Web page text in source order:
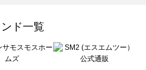
のバッグ一覧
ド一覧